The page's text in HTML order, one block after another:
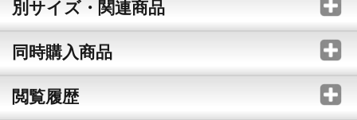
別サイズ・関連商品
同時購入商品
閲覧履歴